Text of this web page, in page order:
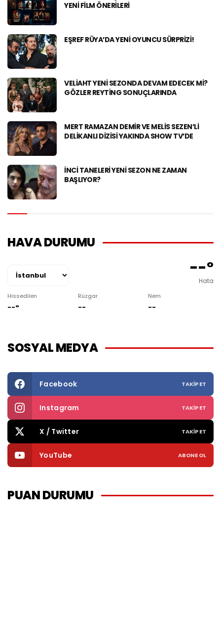
YENI FILM ÖNERILERI
EŞREF RÜYA’DA YENI OYUNCU SÜRPRIZI!
VELIAHT YENI SEZONDA DEVAM EDECEK MI?
GÖZLER REYTING SONUÇLARINDA
MERT RAMAZAN DEMIR VE MELIS SEZEN’LI
DELIKANLI DIZISI YAKINDA SHOW TV’DE
İNCI TANELERI YENI SEZON NE ZAMAN
BAŞLIYOR?
HAVA DURUMU
--°
Hata
Hissedilen
--°
Rüzgar
--
Nem
--
SOSYAL MEDYA
Facebook TAKIP ET
Instagram TAKIP ET
X / Twitter TAKIP ET
YouTube ABONE OL
PUAN DURUMU